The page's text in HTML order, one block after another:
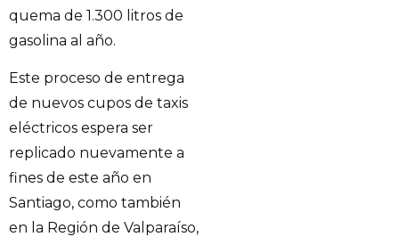
quema de 1.300 litros de
gasolina al año.
Este proceso de entrega
de nuevos cupos de taxis
eléctricos espera ser
replicado nuevamente a
fines de este año en
Santiago, como también
en la Región de Valparaíso,